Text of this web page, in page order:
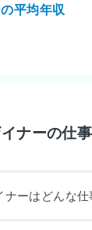
平均年収
ナーの仕
ーはどんな